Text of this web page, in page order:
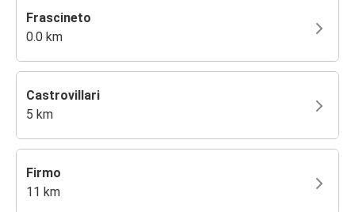
Frascineto
0.0 km
Castrovillari
5 km
Firmo
11 km